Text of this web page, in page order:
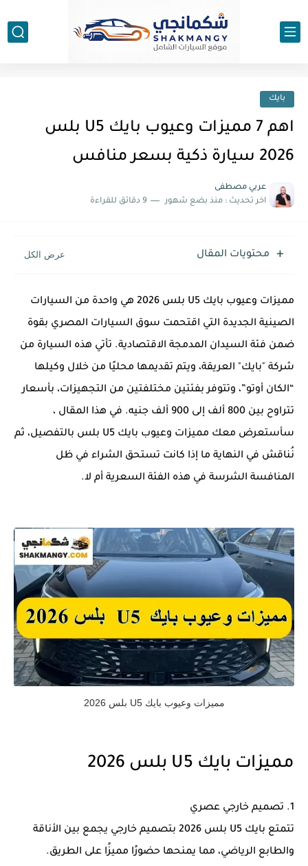
بايك
اهم 7 مميزات وعيوب بايك U5 بلس
2026 سيارة ذكية بسعر منافس
عربي مصطفى
اخر تحديث : منذ بضع شهور 9 دقائق للقراءة
محتويات المقال
مميزات وعيوب بايك U5 بلس 2026 هي واحدة من السيارات
الصينية الجديدة التي اقتحمت سوق السيارات المصري بقوة
ضمن فئة السيدان المدمجة الاقتصادية. تأتي هذه السيارة من
شركة "بايك" العريقة، ويتم تقديمها محليًا من خلال وكيلها
“الكان أوتو”، وتتوفر بفئتين مختلفتين من التجهيزات، بأسعار
تتراوح بين 800 ألف إلى 900 ألف جنيه. في هذا المقال ،
سأستعرض معك مميزات وعيوب بايك U5 بلس بالتفصيل، ثم
نُناقش في النهاية ما إذا كانت تستحق الشراء في ظل
المنافسة الشرسة في هذه الفئة السعرية أم لا.
مميزات وعيوب بايك U5 بلس 2026
مميزات بايك U5 بلس 2026
1. تصميم خارجي عصري
تتمتع بايك U5 بلس 2026 بتصميم خارجي يجمع بين الأناقة
والطابع الرياضي، مما يمنحها حضورًا مميزًا على الطريق.